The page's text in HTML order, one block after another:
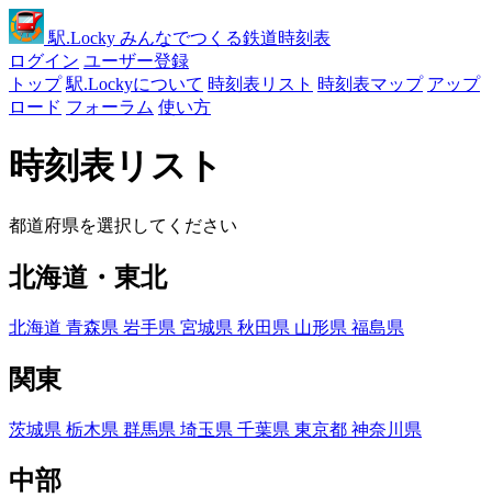
駅.Locky みんなでつくる鉄道時刻表
ログイン ユーザー登録
トップ 駅.Lockyについて 時刻表リスト 時刻表マップ アップ
ロード フォーラム 使い方
時刻表リスト
都道府県を選択してください
北海道・東北
北海道 青森県 岩手県 宮城県 秋田県 山形県 福島県
関東
茨城県 栃木県 群馬県 埼玉県 千葉県 東京都 神奈川県
中部